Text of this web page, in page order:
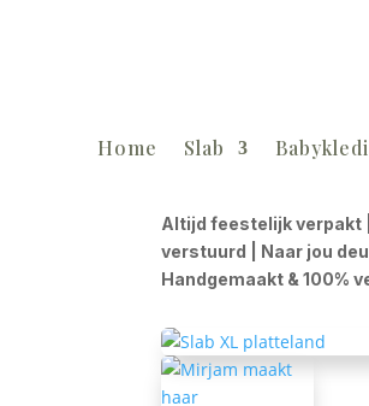
Home Slab
Altijd feestelijk verpakt
verstuurd | Naar jou
Handgemaakt & 100%